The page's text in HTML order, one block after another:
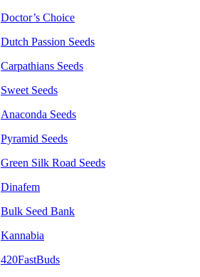
Doctor’s Choice
Dutch Passion Seeds
Carpathians Seeds
Sweet Seeds
Anaconda Seeds
Pyramid Seeds
Green Silk Road Seeds
Dinafem
Bulk Seed Bank
Kannabia
420FastBuds